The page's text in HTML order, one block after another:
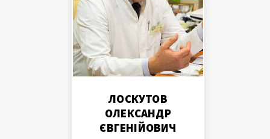
ЛОСКУТОВ
ОЛЕКСАНДР
ЄВГЕНІЙОВИЧ